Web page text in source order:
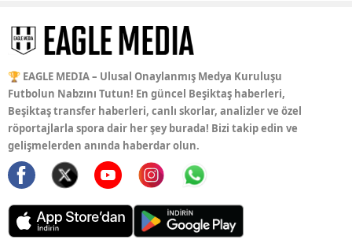
🏆 EAGLE MEDIA – Ulusal Onaylanmış Medya Kuruluşu
Futbolun Nabzını Tutun! En güncel Beşiktaş haberleri,
Beşiktaş transfer haberleri, canlı skorlar, analizler ve özel
röportajlarla spora dair her şey burada! Bizi takip edin ve
gelişmelerden anında haberdar olun.